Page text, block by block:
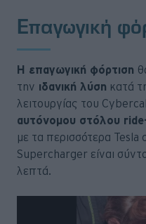
Επαγωγική
Η επαγωγική φόρτιση
την ιδανική λύση κατά
λειτουργίας του
αυτόνομου στόλου
με τα περισσότερα Tesla
Supercharger είναι
λεπτά.